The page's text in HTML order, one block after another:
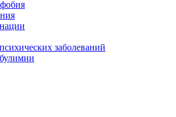
заболеваний